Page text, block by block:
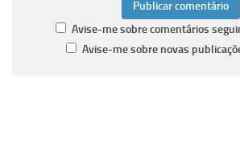
Avise-me sobre comentários
Avise-me sobre novas